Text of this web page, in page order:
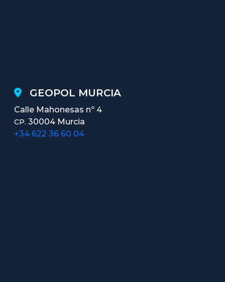
GEOPOL MURCIA
Calle Mahonesas nº 4
CP. 30004 Murcia
+34 622 36 60 04